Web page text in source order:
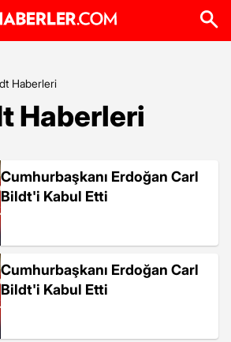
Haberleri
Haberleri
Cumhurbaşkanı Erdoğan Carl
Bildt'i Kabul Etti
Cumhurbaşkanı Erdoğan Carl
Bildt'i Kabul Etti